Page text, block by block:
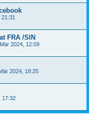
FRA /SIN
2024, 12:09
2024, 18:25
17:32